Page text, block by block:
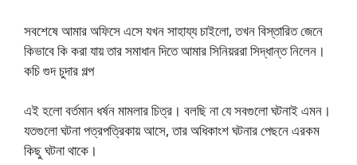
সবশেষে আমার অফিসে এসে যখন সাহায্য চাইলো, তখন বিস্তারিত জেনে
কিভাবে কি করা যায় তার সমাধান দিতে আমার সিনিয়ররা সিদ্ধান্ত নিলেন।
কচি গুদ চুদার গল্প
এই হলো বর্তমান ধর্ষন মামলার চিত্র। বলছি না যে সবগুলো ঘটনাই এমন।
যতগুলো ঘটনা পত্রপত্রিকায় আসে, তার অধিকাংশ ঘটনার পেছনে এরকম
কিছু ঘটনা থাকে।